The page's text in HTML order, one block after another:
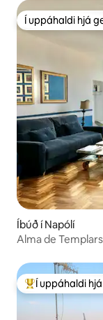
Í uppáhaldi hjá
Í uppáhaldi hjá
Íbúð í Napólí
Alma de
Í mestu
Í uppáhaldi